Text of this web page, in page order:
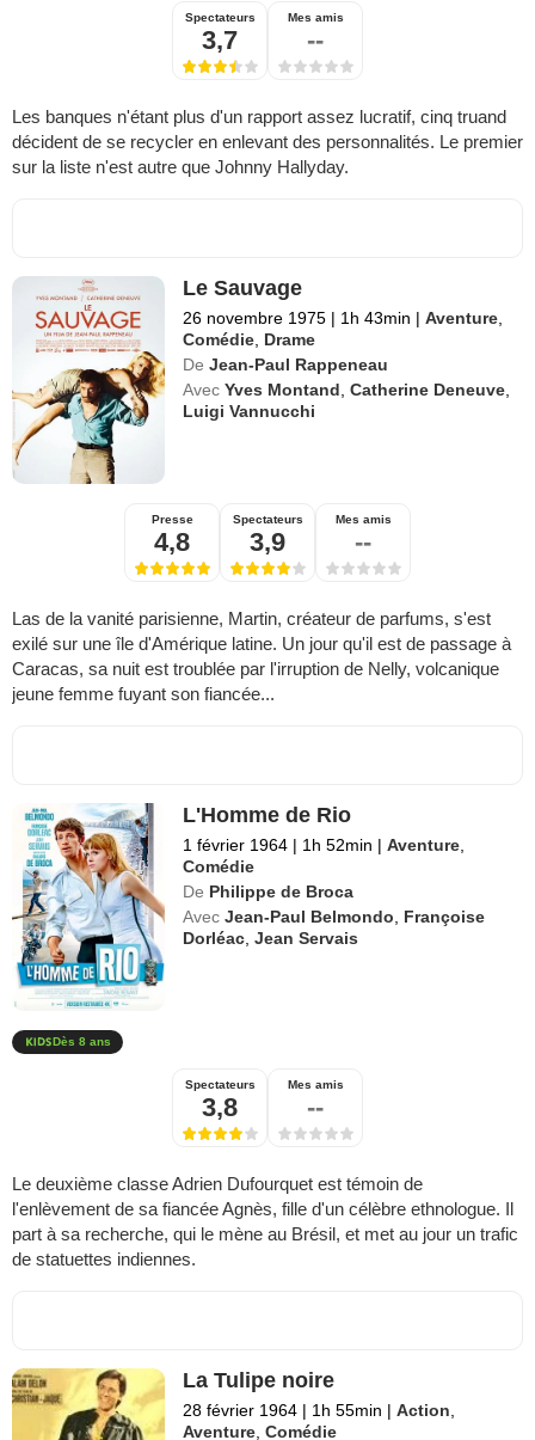
Spectateurs
3,7
Mes amis
--
Les banques n'étant plus d'un rapport assez lucratif, cinq truand
décident de se recycler en enlevant des personnalités. Le premier
sur la liste n'est autre que Johnny Hallyday.
Le Sauvage
26 novembre 1975 | 1h 43min | Aventure
Comédie Drame
De Jean-Paul Rappeneau
Avec Yves Montand ,Catherine Deneuve
Luigi Vannucchi
Presse
4,8
Spectateurs
3,9
Mes amis
--
Las de la vanité parisienne, Martin, créateur de parfums, s'est
exilé sur une île d'Amérique latine. Un jour qu'il est de passage à
Caracas, sa nuit est troublée par l'irruption de Nelly, volcanique
jeune femme fuyant son fiancée...
L'Homme de Rio
1 février 1964 | 1h 52min | Aventure
Comédie
De Philippe de Broca
Avec Jean-Paul Belmondo
Françoise
Dorléac ,Jean Servais
Dès 8 ans
Spectateurs
3,8
Mes amis
--
Le deuxième classe Adrien Dufourquet est témoin de
l'enlèvement de sa fiancée Agnès, fille d'un célèbre ethnologue. Il
part à sa recherche, qui le mène au Brésil, et met au jour un trafic
de statuettes indiennes.
La Tulipe noire
28 février 1964 | 1h 55min | Action
Aventure ,Comédie